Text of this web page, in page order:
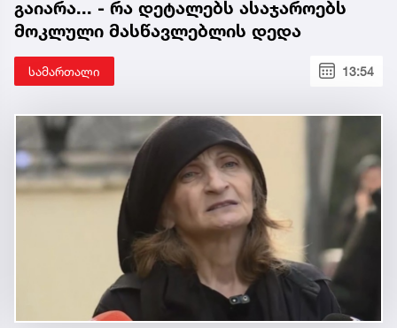
გაიარა... - რა დეტალებს ასაჯაროებს
მოკლული მასწავლებლის დედა
სამართალი 13:54